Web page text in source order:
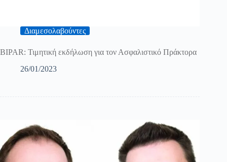
Διαμεσολαβούντες
BIPAR: Τιμητική εκδήλωση για τον Ασφαλιστικό Πράκτορα
26/01/2023